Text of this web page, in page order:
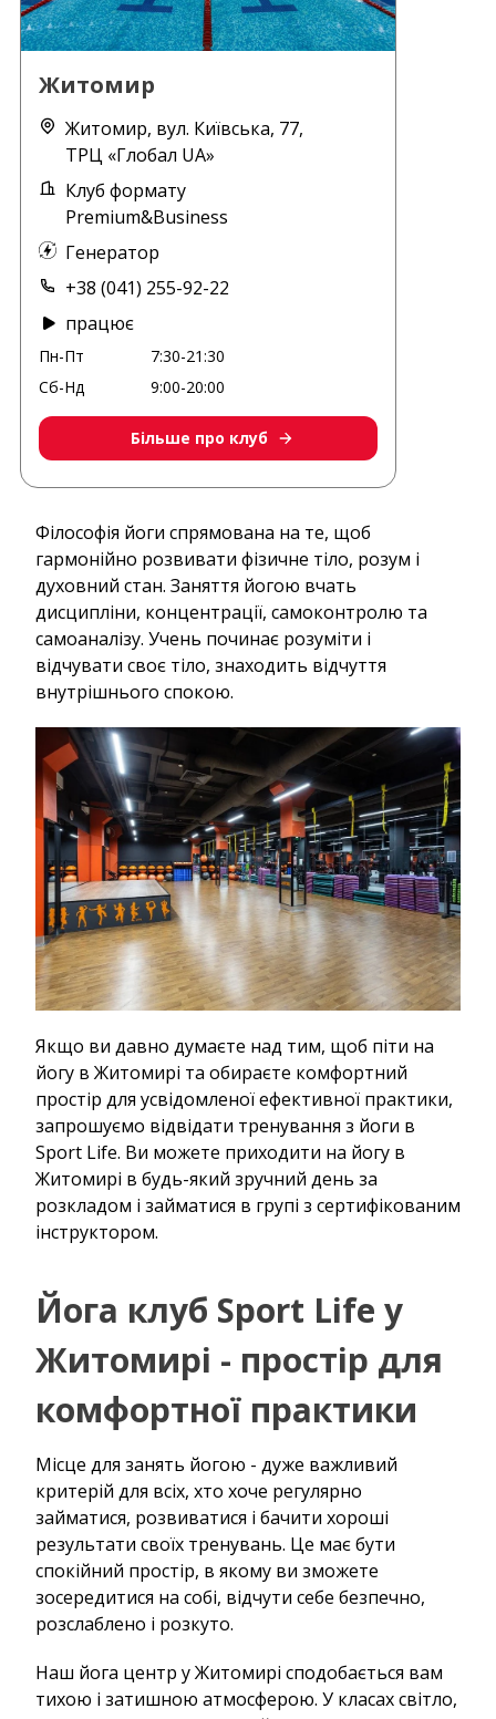
Житомир
Житомир, вул. Київська, 77,
ТРЦ «Глобал UA»
Клуб формату
Premium&Business
Генератор
+38 (041) 255-92-22
працює
Пн-Пт
7:30-21:30
Сб-Нд
9:00-20:00
Більше про клуб
Філософія йоги спрямована на те, щоб
гармонійно розвивати фізичне тіло, розум і
духовний стан. Заняття йогою вчать
дисципліни, концентрації, самоконтролю та
самоаналізу. Учень починає розуміти і
відчувати своє тіло, знаходить відчуття
внутрішнього спокою.
Якщо ви давно думаєте над тим, щоб піти на
йогу в Житомирі та обираєте комфортний
простір для усвідомленої ефективної практики,
запрошуємо відвідати тренування з йоги в
Sport Life. Ви можете приходити на йогу в
Житомирі в будь-який зручний день за
розкладом і займатися в групі з сертифікованим
інструктором.
Йога клуб Sport Life у
Житомирі - простір для
комфортної практики
Місце для занять йогою - дуже важливий
критерій для всіх, хто хоче регулярно
займатися, розвиватися і бачити хороші
результати своїх тренувань. Це має бути
спокійний простір, в якому ви зможете
зосередитися на собі, відчути себе безпечно,
розслаблено і розкуто.
Наш йога центр у Житомирі сподобається вам
тихою і затишною атмосферою. У класах світло,